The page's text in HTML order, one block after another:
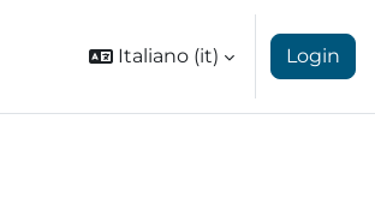
Italiano ‎(it)‎ Login